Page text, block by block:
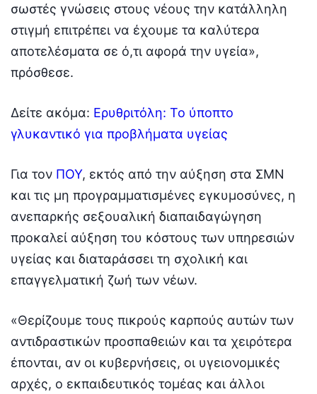
σωστές γνώσεις στους νέους την κατάλληλη
στιγμή επιτρέπει να έχουμε τα καλύτερα
αποτελέσματα σε ό,τι αφορά την υγεία»,
πρόσθεσε.
Δείτε ακόμα: Ερυθριτόλη: Το ύποπτο
γλυκαντικό για προβλήματα υγείας
Για τον ΠΟΥ, εκτός από την αύξηση στα ΣΜΝ
και τις μη προγραμματισμένες εγκυμοσύνες, η
ανεπαρκής σεξουαλική διαπαιδαγώγηση
προκαλεί αύξηση του κόστους των υπηρεσιών
υγείας και διαταράσσει τη σχολική και
επαγγελματική ζωή των νέων.
«Θερίζουμε τους πικρούς καρπούς αυτών των
αντιδραστικών προσπαθειών και τα χειρότερα
έπονται, αν οι κυβερνήσεις, οι υγειονομικές
αρχές, ο εκπαιδευτικός τομέας και άλλοι